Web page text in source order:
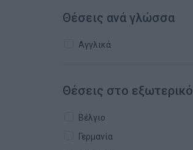
Θέσεις ανά γλώσσα
Αγγλικά
Θέσεις στο εξωτερικό
Βέλγιο
Γερμανία